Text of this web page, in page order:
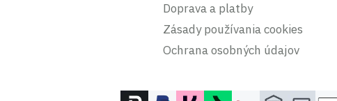
Doprava a platby
Zásady používania cookies
Ochrana osobných údajov